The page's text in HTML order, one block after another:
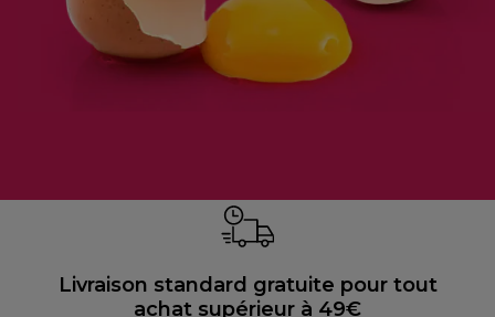
Livraison standard gratuite pour tout
achat supérieur à 49€